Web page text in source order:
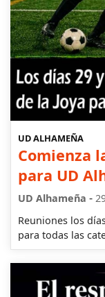
UD ALHAMEÑA
Comienza
para UD
UD Alhameña -
Reuniones los
para todas las